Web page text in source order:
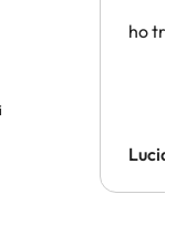
ho
Lucia